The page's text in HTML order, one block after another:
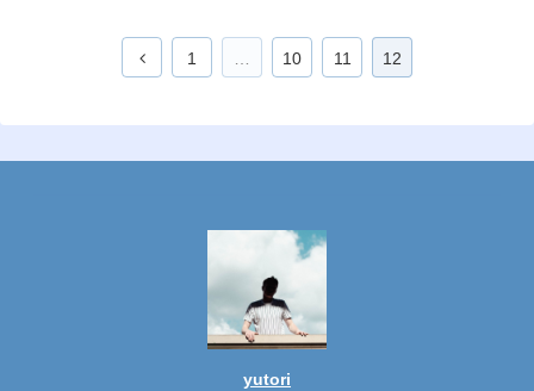
1 10 11 12
yutori